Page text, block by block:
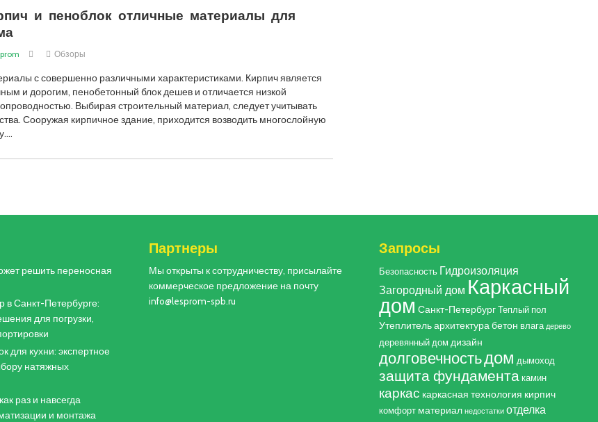
и пеноблок отличные материалы для
Обзоры
с совершенно различными характеристиками. Кирпич является
и дорогим, пенобетонный блок дешев и отличается низкой
Выбирая строительный материал, следует учитывать
Сооружая кирпичное здание, приходится возводить многослойную
решить переносная
в Санкт-Петербурге:
для погрузки,
для кухни: экспертное
натяжных
раз и навсегда
и монтажа
Партнеры
Мы открыты к сотрудничеству, присылайте
коммерческое предложение на почту
info@lesprom-spb.ru
Запросы
Безопасность Гидроизоляция
Загородный дом Каркасный
дом Санкт-Петербург Теплый пол
Утеплительархитектурабетон влага дерево
деревянный дом дизайн
долговечностьдом дымоход
защита фундамента камин
каркас каркасная технология кирпич
комфорт материал недостатки отделка